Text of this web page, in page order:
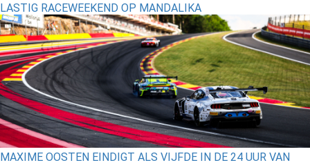
LASTIG RACEWEEKEND OP MANDALIKA
MAXIME OOSTEN EINDIGT ALS VIJFDE IN DE 24 UUR VAN